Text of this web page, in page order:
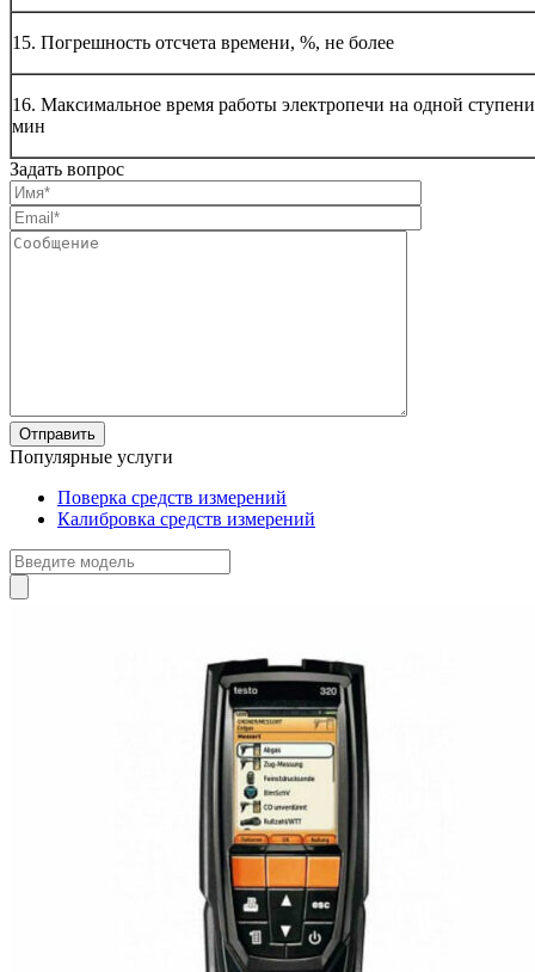
15. Погрешность отсчета времени, %, не более
16. Максимальное время работы электропечи на одной
мин
Задать вопрос
Популярные услуги
Поверка средств измерений
Калибровка средств измерений